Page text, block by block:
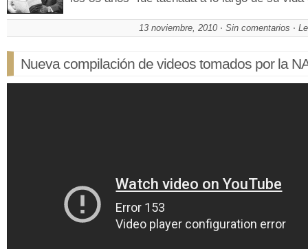
13 noviembre, 2010 Sin comentarios
Nueva compilación de videos tomados por la